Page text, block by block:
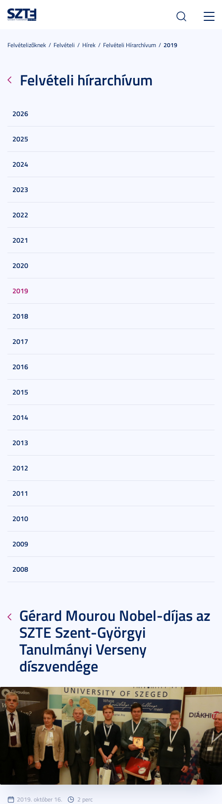
Felvételizőknek Felvételi Hírek Felvételi Hírarchívum 2019
Felvételi hírarchívum
2026
2025
2024
2023
2022
2021
2020
2019
2018
2017
2016
2015
2014
2013
2012
2011
2010
2009
2008
Gérard Mourou Nobel-díjas az
SZTE Szent-Györgyi
Tanulmányi Verseny
díszvendége
2019. október 16. 2 perc